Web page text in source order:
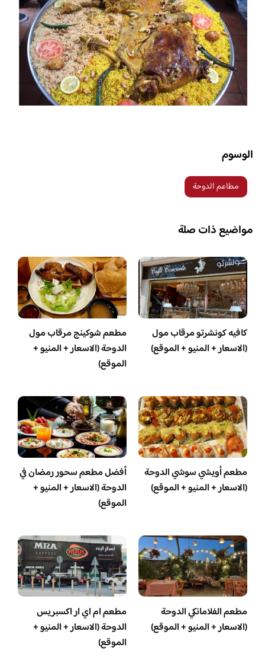
الوسوم
مطاعم الدوحة
مواضيع ذات صلة
كافيه كونشرتو مرقاب مول
(الاسعار + المنيو + الموقع)
مطعم شوكينج مرقاب مول
الدوحة (الاسعار + المنيو +
الموقع)
مطعم أويشي سوشي الدوحة
(الاسعار + المنيو + الموقع)
أفضل مطعم سحور رمضان في
الدوحة (الاسعار + المنيو +
الموقع)
مطعم الفلامانكي الدوحة
(الاسعار + المنيو + الموقع)
مطعم ام اي ار اكسبريس
الدوحة (الاسعار + المنيو +
الموقع)